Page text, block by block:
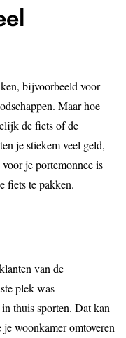
bijvoorbeeld voor
Maar hoe
de fiets of de
je stiekem veel geld,
je portemonnee is
fiets te pakken.
van de
plek was
thuis sporten. Dat kan
woonkamer omtoveren